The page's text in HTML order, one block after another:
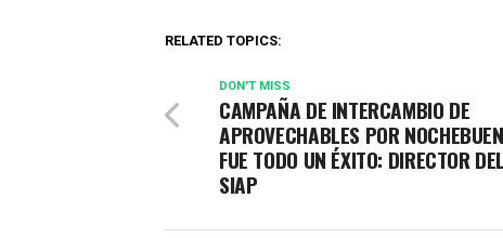
RELATED TOPICS:
DON'T MISS
CAMPAÑA DE INTERCAMBIO DE
APROVECHABLES POR
FUE TODO UN ÉXITO: DIRECTOR DEL
SIAP